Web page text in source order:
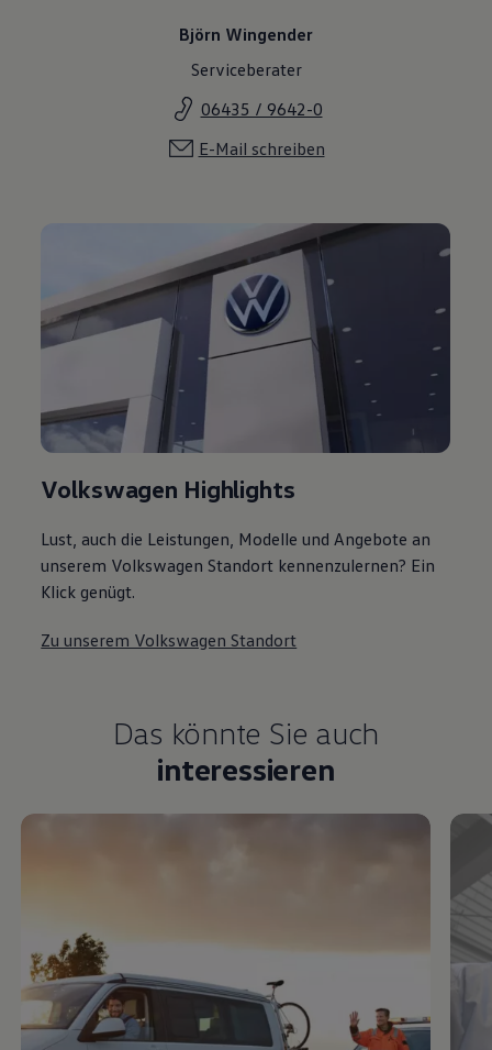
Björn Wingender
Serviceberater
06435 / 9642-0
E-Mail schreiben
Volkswagen Highlights
Lust, auch die Leistungen, Modelle und Angebote an
unserem Volkswagen Standort kennenzulernen? Ein
Klick genügt.
Zu unserem Volkswagen Standort
Das könnte Sie auch
interessieren